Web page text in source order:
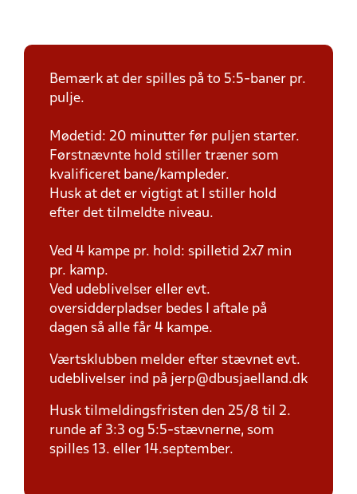
Bemærk at der spilles på to 5:5-baner pr.
pulje.
Mødetid: 20 minutter før puljen starter.
Førstnævnte hold stiller træner som
kvalificeret bane/kampleder.
Husk at det er vigtigt at I stiller hold
efter det tilmeldte niveau.
Ved 4 kampe pr. hold: spilletid 2x7 min
pr. kamp.
Ved udeblivelser eller evt.
oversidderpladser bedes I aftale på
dagen så alle får 4 kampe.
Værtsklubben melder efter stævnet evt.
udeblivelser ind på jerp@dbusjaelland.dk
Husk tilmeldingsfristen den 25/8 til 2.
runde af 3:3 og 5:5-stævnerne, som
spilles 13. eller 14.september.